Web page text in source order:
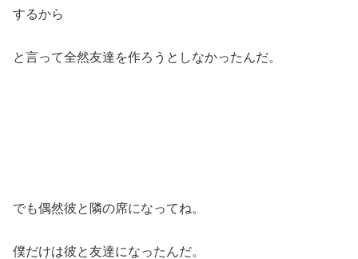
するから
と言って全然友達を作ろうとしなかったんだ。
でも偶然彼と隣の席になってね。
僕だけは彼と友達になったんだ。